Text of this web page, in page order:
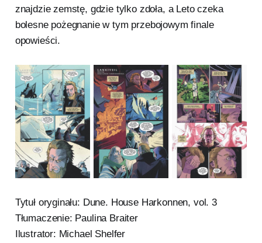
znajdzie zemstę, gdzie tylko zdoła, a Leto czeka
bolesne pożegnanie w tym przebojowym finale
opowieści.
Tytuł oryginału: Dune. House Harkonnen, vol. 3
Tłumaczenie: Paulina Braiter
Ilustrator: Michael Shelfer